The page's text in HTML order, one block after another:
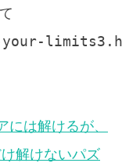
には解けるが、
解けないパズ